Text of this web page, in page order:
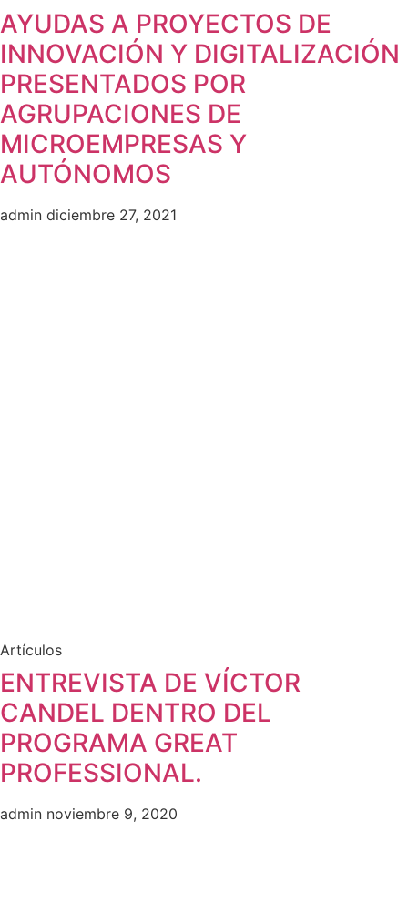
AYUDAS A PROYECTOS DE
INNOVACIÓN Y DIGITALIZACIÓN
PRESENTADOS POR
AGRUPACIONES DE
MICROEMPRESAS Y
AUTÓNOMOS
admin diciembre 27, 2021
Artículos
ENTREVISTA DE VÍCTOR
CANDEL DENTRO DEL
PROGRAMA GREAT
PROFESSIONAL.
admin noviembre 9, 2020